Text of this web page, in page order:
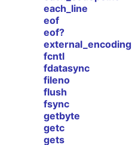
each_line
eof
eof?
external_encoding
fcntl
fdatasync
fileno
flush
fsync
getbyte
getc
gets